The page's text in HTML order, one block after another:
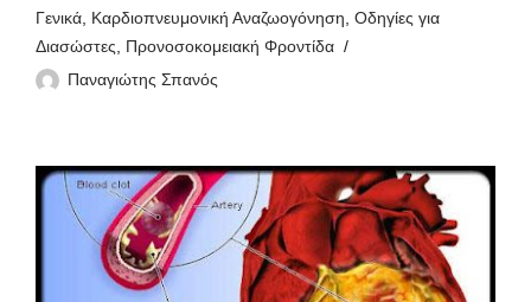
Γενικά, Καρδιοπνευμονική Αναζωογόνηση, Οδηγίες για
Διασώστες, Προνοσοκομειακή Φροντίδα
Παναγιώτης Σπανός